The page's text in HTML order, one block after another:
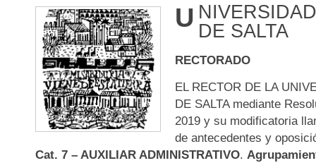
U DE SALTA
RECTORADO
EL RECTOR DE LA
DE SALTA mediante
2019 y su modificatoria
de antecedentes y
Cat. 7 – AUXILIAR ADMINISTRATIVO.